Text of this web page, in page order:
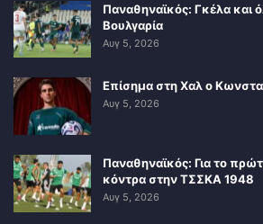
Παναθηναϊκός: Γκέλα και
Βουλγαρία
Αυγ 5, 2026
Επίσημα στη Χαλ ο
Αυγ 5, 2026
Παναθηναϊκός: Για το
κόντρα στην ΤΣΣΚΑ 1948
Αυγ 5, 2026